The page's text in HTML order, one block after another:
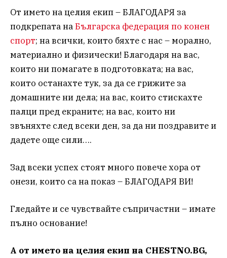
От името на целия екип – БЛАГОДАРЯ за
подкрепата наБългарска федерация по конен
спорт; на всички, които бяхте с нас – морално,
материално и физически! Благодаря на вас,
които ни помагате в подготовката; на вас,
които останахте тук, за да се грижите за
домашните ни дела; на вас, които стискахте
палци пред екраните; на вас, които ни
звъняхте след всеки ден, за да ни поздравите и
дадете още сили….
Зад всеки успех стоят много повече хора от
онези, които са на показ – БЛАГОДАРЯ ВИ!
Гледайте и се чувствайте съпричастни – имате
пълно основание!
А от името на целия екип на CHESTNO.BG,